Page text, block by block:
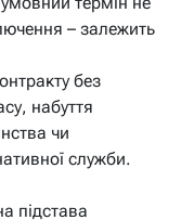
– залежить
без
набуття
чи
служби.
підстава